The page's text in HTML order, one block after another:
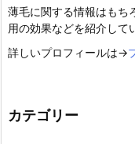
薄毛に関する情報はもち
用の効果などを紹介して
詳しいプロフィールは→
カテゴリー